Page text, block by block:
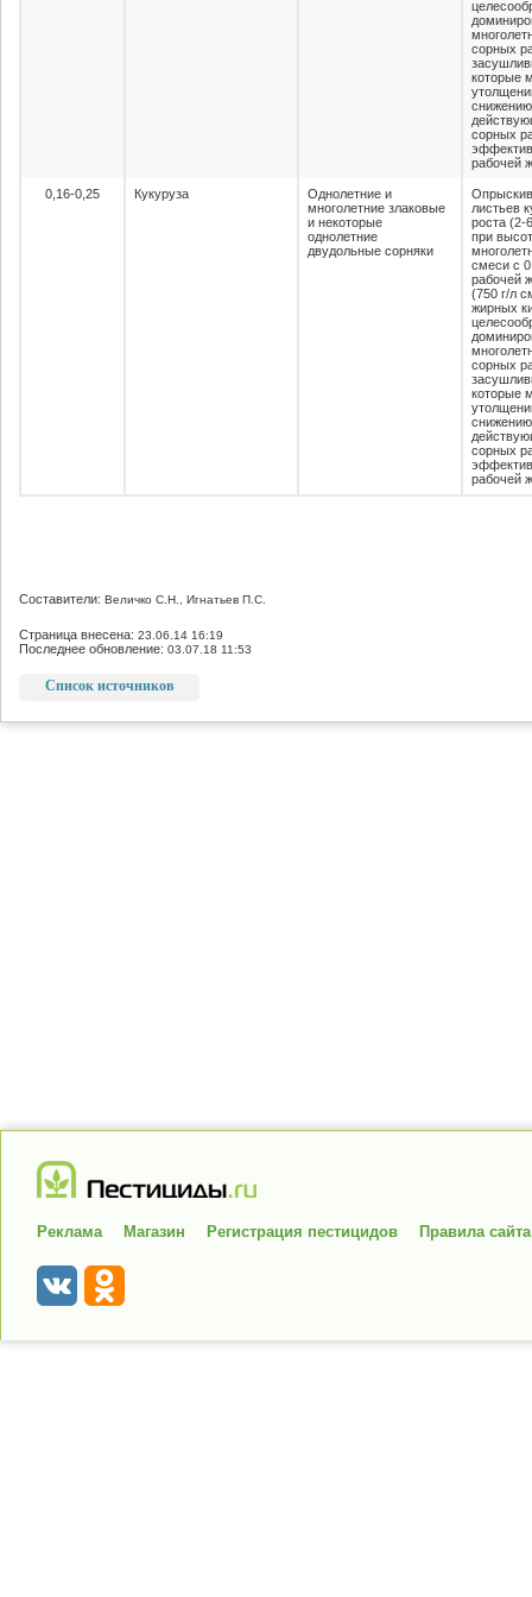
сорных
которые
сорных
рабочей
0,16-0,25 Кукуруза
Однолетние и
многолетние злаковые
и некоторые
однолетние
двудольные сорняки
листьев
роста (2-
при
смеси с
рабочей
(750 г/л
жирных
сорных
которые
сорных
рабочей
Составители: Величко С.Н., Игнатьев П.С.
Страница внесена: 23.06.14 16:19
Последнее обновление: 03.07.18 11:53
Список источников
Реклама Магазин Регистрация пестицидов Правила сайта